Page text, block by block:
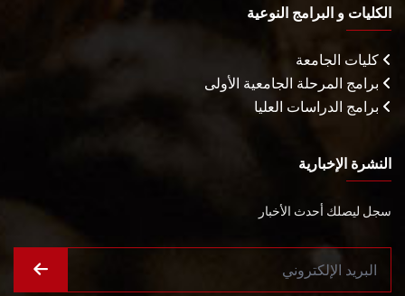
الكليات و البرامج النوعية
كليات الجامعة
برامج المرحلة الجامعية الأولى
برامج الدراسات العليا
النشرة الإخبارية
سجل ليصلك أحدث الأخبار